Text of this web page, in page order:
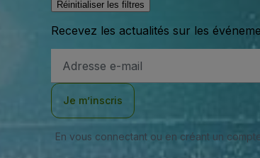
Réinitialiser les filtres
Recevez les actualités sur les
e-
Je m’inscris
En vous connectant ou en créant un